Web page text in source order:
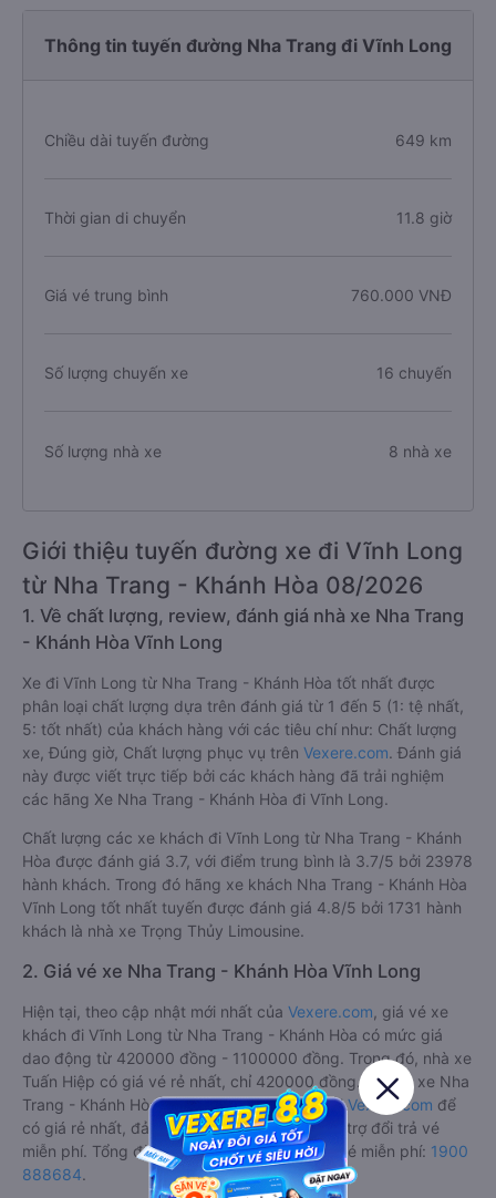
Thông tin tuyến đường Nha Trang đi Vĩnh Long
Chiều dài tuyến đường 649 km
Thời gian di chuyển 11.8 giờ
Giá vé trung bình 760.000 VNĐ
Số lượng chuyến xe 16 chuyến
Số lượng nhà xe 8 nhà xe
Giới thiệu tuyến đường xe đi Vĩnh Long
từ Nha Trang - Khánh Hòa 08/2026
1. Về chất lượng, review, đánh giá nhà xe Nha Trang
- Khánh Hòa Vĩnh Long
Xe đi Vĩnh Long từ Nha Trang - Khánh Hòa tốt nhất được
phân loại chất lượng dựa trên đánh giá từ 1 đến 5 (1: tệ nhất,
5: tốt nhất) của khách hàng với các tiêu chí như: Chất lượng
xe, Đúng giờ, Chất lượng phục vụ trên Vexere.com. Đánh giá
này được viết trực tiếp bởi các khách hàng đã trải nghiệm
các hãng Xe Nha Trang - Khánh Hòa đi Vĩnh Long.
Chất lượng các xe khách đi Vĩnh Long từ Nha Trang - Khánh
Hòa được đánh giá 3.7, với điểm trung bình là 3.7/5 bởi 23978
hành khách. Trong đó hãng xe khách Nha Trang - Khánh Hòa
Vĩnh Long tốt nhất tuyến được đánh giá 4.8/5 bởi 1731 hành
khách là nhà xe Trọng Thủy Limousine.
2. Giá vé xe Nha Trang - Khánh Hòa Vĩnh Long
Hiện tại, theo cập nhật mới nhất của Vexere.com , giá vé xe
khách đi Vĩnh Long từ Nha Trang - Khánh Hòa có mức giá
dao động từ 420000 đồng - 1100000 đồng. Trong đó, nhà xe
Tuấn Hiệp có giá vé rẻ nhất, chỉ 420000 đồng. Đặt vé xe Nha
Trang - Khánh Hòa Vĩnh Long chính hãng tạiVexere.com để
có giá rẻ nhất, đảm bảo giữ chỗ 100% và hỗ trợ đổi trả vé
miễn phí. Tổng đài tư vấn, đặt vé và đổi trả vé miễn phí: 1900
888684.